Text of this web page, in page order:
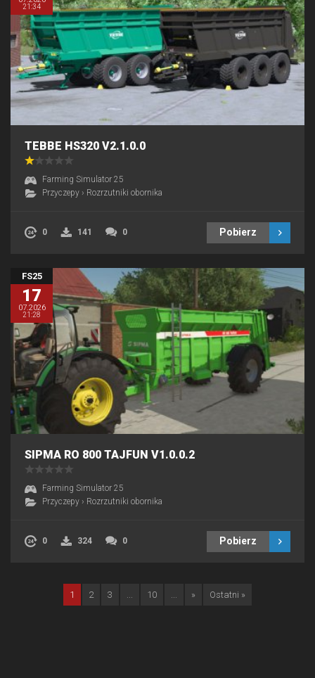
21:34
TEBBE HS320 V2.1.0.0
Farming Simulator 25
Przyczepy › Rozrzutniki obornika
0 141 0 Pobierz
FS25
17
07.2026
21:28
SIPMA RO 800 TAJFUN V1.0.0.2
Farming Simulator 25
Przyczepy › Rozrzutniki obornika
0 324 0 Pobierz
1 2 3 10 » Ostatni »